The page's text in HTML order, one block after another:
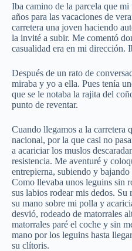
Iba camino de la parcela que
años para las vacaciones de
carretera una joven haciendo
la invité a subir. Me comentó
casualidad era en mi dirección.
Después de un rato de
miraba y yo a ella. Pues tenía
que se le notaba la rajita del
punto de reventar.
Cuando llegamos a la carretera
nacional, por la que casi no
a acariciar los muslos
resistencia. Me aventuré y
entrepierna, subiendo y
Como llevaba unos leguins sin
sus labios rodear mis dedos. Su
su mano sobre mi polla y
desvió, rodeado de matorrales
matorrales paré el coche y sin
mano por los leguins hasta
su clítoris.